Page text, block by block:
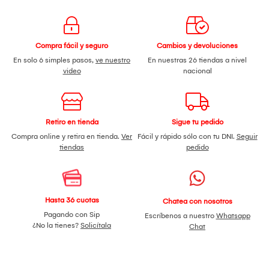
Compra fácil y seguro
En solo 6 simples pasos, ve nuestro
video
Cambios y devoluciones
En nuestras 26 tiendas a nivel
nacional
Retiro en tienda
Compra online y retira en tienda. Ver
tiendas
Sigue tu pedido
Fácil y rápido sólo con tu DNI. Seguir
pedido
Hasta 36 cuotas
Pagando con Sip
¿No la tienes? Solicítala
Chatea con nosotros
Escríbenos a nuestro Whatsapp
Chat